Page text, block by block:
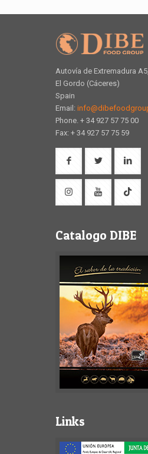
Autovía de Extremadura
El Gordo (Cáceres)
Spain
Email:
Phone. + 34 927 57 75 00
Fax: + 34 927 57 75 59
Catalogo DIBE
Links